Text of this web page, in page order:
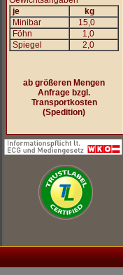
je
kg
Minibar
15,0
Föhn
1,0
Spiegel
2,0
ab größeren Mengen
Anfrage bzgl.
Transportkosten
(Spedition)